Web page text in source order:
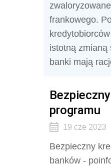
frankowego.
istotną zmianą
banki mają
programu
19 cze 2023
Bezpieczny
banków -